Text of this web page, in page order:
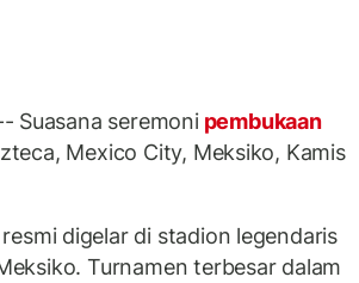
Suasana seremonipembukaan
Mexico City, Meksiko, Kamis
resmi digelar di stadion legendaris
Turnamen terbesar dalam